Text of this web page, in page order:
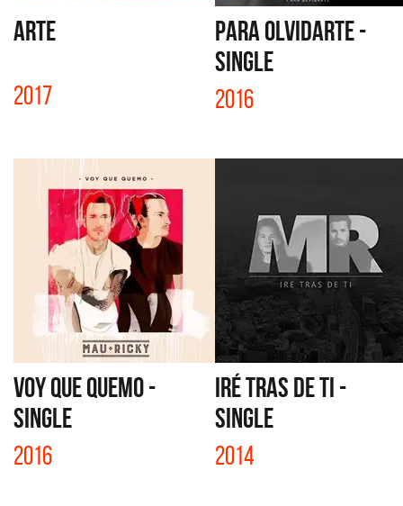
ARTE
2017
PARA OLVIDARTE -
SINGLE
2016
VOY QUE QUEMO -
SINGLE
2016
IRÉ TRAS DE TI -
SINGLE
2014